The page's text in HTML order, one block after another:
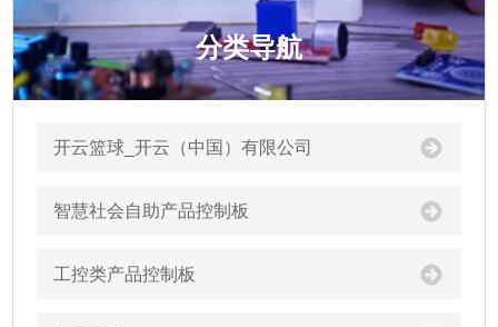
分类导航
开云篮球_开云（中国）有限公司
智慧社会自助产品控制板
工控类产品控制板